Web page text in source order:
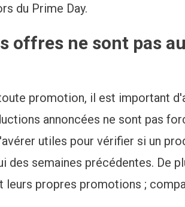
du Prime Day.
offres ne sont pas
promotion, il est important
annoncées ne sont pas
utiles pour vérifier si un
des semaines précédentes. De
leurs propres promotions ;